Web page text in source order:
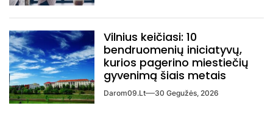
Vilnius keičiasi: 10
bendruomenių iniciatyvų,
kurios pagerino miestiečių
gyvenimą šiais metais
Darom09.lt 30 Gegužės, 2026